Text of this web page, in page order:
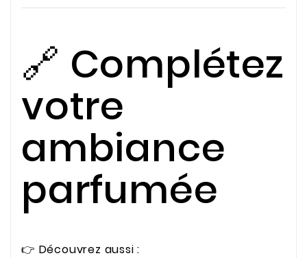
🔗 Complétez
votre
ambiance
parfumée
👉 Découvrez aussi :